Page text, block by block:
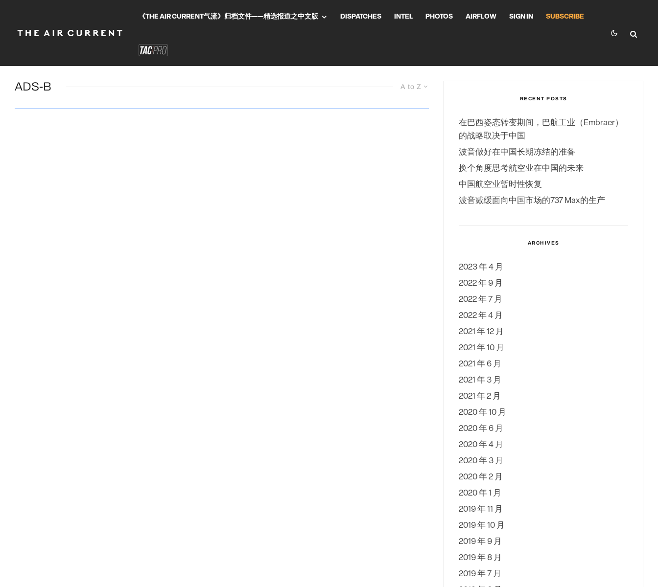
《THE AIR CURRENT气流》归档文件——精选报道之中文版 DISPATCHES INTEL PHOTOS AIRFLOW SIGN IN SUBSCRIBE
A to Z
ADS-B
RECENT POSTS
在巴西姿态转变期间，巴航工业（Embraer）
的战略取决于中国
波音做好在中国长期冻结的准备
换个角度思考航空业在中国的未来
中国航空业暂时性恢复
波音减缓面向中国市场的737 Max的生产
ARCHIVES
2023 年 4 月
2022 年 9 月
2022 年 7 月
2022 年 4 月
2021 年 12 月
2021 年 10 月
2021 年 6 月
2021 年 3 月
2021 年 2 月
2020 年 10 月
2020 年 6 月
2020 年 4 月
2020 年 3 月
2020 年 2 月
2020 年 1 月
2019 年 11 月
2019 年 10 月
2019 年 9 月
2019 年 8 月
2019 年 7 月